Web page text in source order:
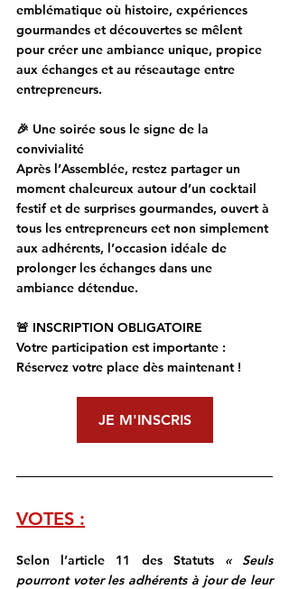
emblématique où histoire, expériences
gourmandes et découvertes se mêlent
pour créer une ambiance unique, propice
aux échanges et au réseautage entre
entrepreneurs.
🎉 Une soirée sous le signe de la
convivialité
Après l’Assemblée, restez partager un
moment chaleureux autour d’un cocktail
festif et de surprises gourmandes, ouvert à
tous les entrepreneurs eet non simplement
aux adhérents, l’occasion idéale de
prolonger les échanges dans une
ambiance détendue.
🚨 INSCRIPTION OBLIGATOIRE
Votre participation est importante :
Réservez votre place dès maintenant !
JE M'INSCRIS
VOTES :
Selon l’article 11 des Statuts « Seuls
pourront voter les adhérents à jour de leur